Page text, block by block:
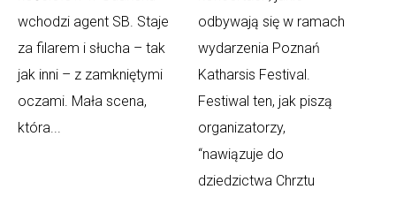
wchodzi agent SB. Staje
za filarem i słucha – tak
jak inni – z zamkniętymi
oczami. Mała scena,
która...
odbywają się w ramach
wydarzenia Poznań
Katharsis Festival.
Festiwal ten, jak piszą
organizatorzy,
“nawiązuje do
dziedzictwa Chrztu